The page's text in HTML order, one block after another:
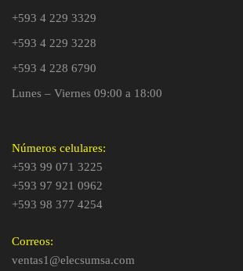
+593 4 229 3329
+593 4 229 3228
+593 4 228 6790
Lunes – Viernes 09:00 a 18:00
Números celulares:
+593 99 071 3225
+593 97 921 0962
+593 98 377 4254
Correos:
ventas1@elecsumsa.com